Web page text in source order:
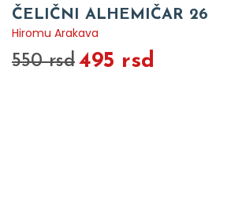
ČELIČNI ALHEMIČAR 26
Hiromu Arakava
550 rsd 495 rsd